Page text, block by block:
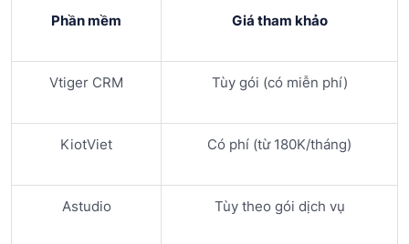
Phần mềm Giá tham khảo
Vtiger CRM Tùy gói (có miễn phí)
KiotViet Có phí (từ 180K/tháng)
Astudio Tùy theo gói dịch vụ